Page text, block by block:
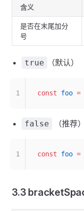
含义
是否在末尾加分
号
true （默认）
const foo =
1
false （推荐）
const foo =
1
3.3